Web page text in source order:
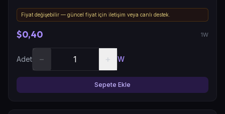
Fiyat değişebilir — güncel fiyat için iletişim veya canlı destek.
$0,40 1W
Adet − + W
Sepete Ekle